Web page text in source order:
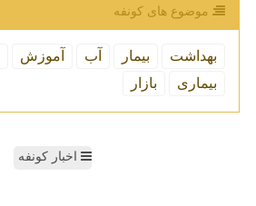
موضوع های كونفه
بهداشت بیمار آب آموزش
بیماری
بازار
اخبار کونفه